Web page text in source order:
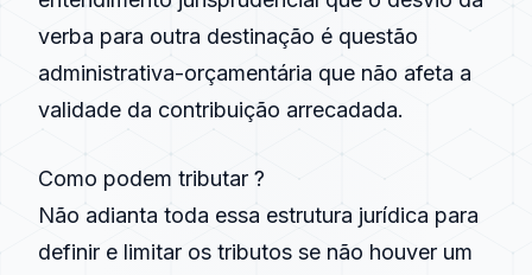
verba para outra destinação é questão
administrativa-orçamentária que não afeta a
validade da contribuição arrecadada.
Como podem tributar ?
Não adianta toda essa estrutura jurídica para
definir e limitar os tributos se não houver um